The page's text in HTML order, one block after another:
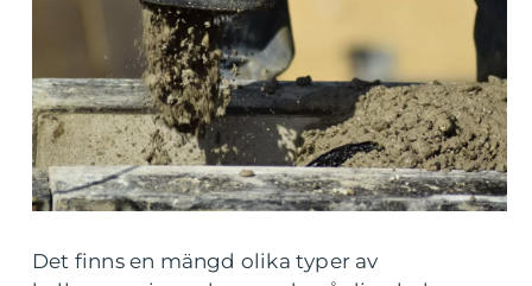
Det finns en mängd olika typer av